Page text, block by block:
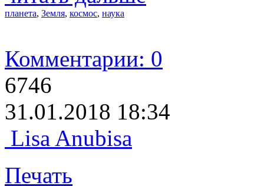
планета, Земля, космос, наука
Комментарии: 0
6746
31.01.2018 18:34
Lisa Anubisa
Печать